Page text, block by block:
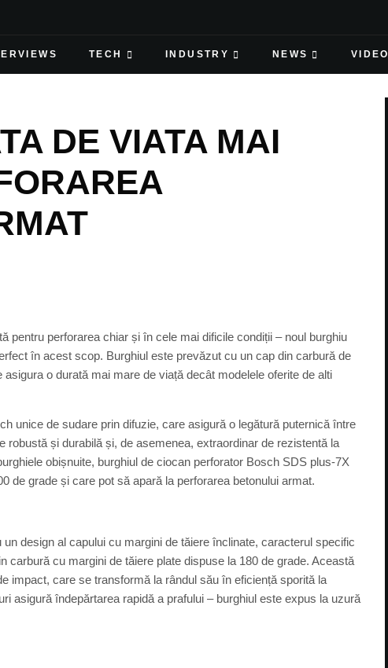
TECH INDUSTRY NEWS VIDEO
DE VIATA MAI
pentru perforarea chiar și în cele mai dificile condiții – noul burghiu
în acest scop. Burghiul este prevăzut cu un cap din carbură de
o durată mai mare de viață decât modelele oferite de alti
unice de sudare prin difuzie, care asigură o legătură puternică între
și durabilă și, de asemenea, extraordinar de rezistentă la
obișnuite, burghiul de ciocan perforator Bosch SDS plus-7X
de grade și care pot să apară la perforarea betonului armat.
design al capului cu margini de tăiere înclinate, caracterul specific
carbură cu margini de tăiere plate dispuse la 180 de grade. Această
impact, care se transformă la rândul său în eficiență sporită la
asigură îndepărtarea rapidă a prafului – burghiul este expus la uzură